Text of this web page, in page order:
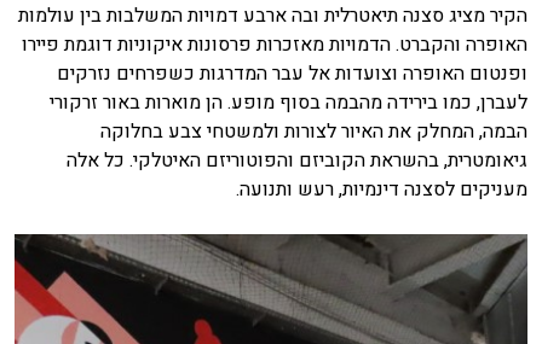
הקיר מציג סצנה תיאטרלית ובה ארבע דמויות המשלבות בין עולמות
האופרה והקברט. הדמויות מאזכרות פרסונות איקוניות דוגמת פיירו
ופנטום האופרה וצועדות אל עבר המדרגות כשפרחים נזרקים
לעברן, כמו בירידה מהבמה בסוף מופע. הן מוארות באור זרקורי
הבמה, המחלק את האיור לצורות ולמשטחי צבע בחלוקה
גיאומטרית, בהשראת הקוביזם והפוטוריזם האיטלקי. כל אלה
מעניקים לסצנה דינמיות, רעש ותנועה.